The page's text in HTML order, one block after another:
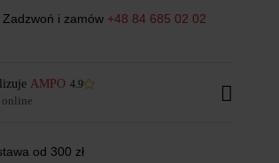
Zadzwoń i zamów +48 84 685 02 02
AMPO 4.9
od 300 zł